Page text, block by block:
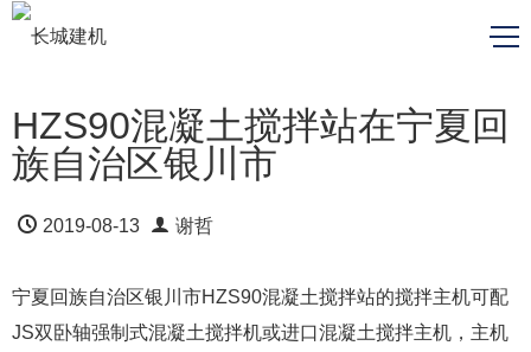
HZS90混凝土搅拌站在宁夏回
族自治区银川市
2019-08-13 谢哲
宁夏回族自治区银川市HZS90混凝土搅拌站的搅拌主机可配
JS双卧轴强制式混凝土搅拌机或进口混凝土搅拌主机，主机